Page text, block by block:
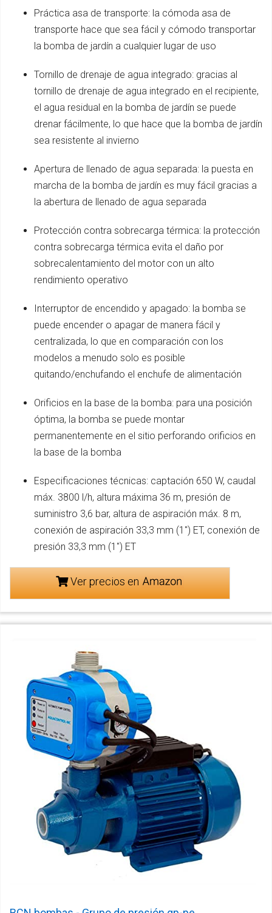
Práctica asa de transporte: la cómoda asa de
transporte hace que sea fácil y cómodo transportar
la bomba de jardín a cualquier lugar de uso
Tornillo de drenaje de agua integrado: gracias al
tornillo de drenaje de agua integrado en el recipiente,
el agua residual en la bomba de jardín se puede
drenar fácilmente, lo que hace que la bomba de jardín
sea resistente al invierno
Apertura de llenado de agua separada: la puesta en
marcha de la bomba de jardín es muy fácil gracias a
la abertura de llenado de agua separada
Protección contra sobrecarga térmica: la protección
contra sobrecarga térmica evita el daño por
sobrecalentamiento del motor con un alto
rendimiento operativo
Interruptor de encendido y apagado: la bomba se
puede encender o apagar de manera fácil y
centralizada, lo que en comparación con los
modelos a menudo solo es posible
quitando/enchufando el enchufe de alimentación
Orificios en la base de la bomba: para una posición
óptima, la bomba se puede montar
permanentemente en el sitio perforando orificios en
la base de la bomba
Especificaciones técnicas: captación 650 W, caudal
máx. 3800 l/h, altura máxima 36 m, presión de
suministro 3,6 bar, altura de aspiración máx. 8 m,
conexión de aspiración 33,3 mm (1") ET, conexión de
presión 33,3 mm (1") ET
Ver precios en